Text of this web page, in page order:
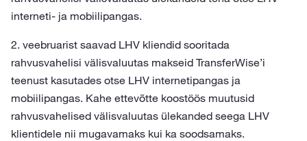
interneti- ja mobiilipangas.
2. veebruarist saavad LHV kliendid sooritada
rahvusvahelisi välisvaluutas makseid TransferWise’i
teenust kasutades otse LHV internetipangas ja
mobiilipangas. Kahe ettevõtte koostöös muutusid
rahvusvahelised välisvaluutas ülekanded seega LHV
klientidele nii mugavamaks kui ka soodsamaks.